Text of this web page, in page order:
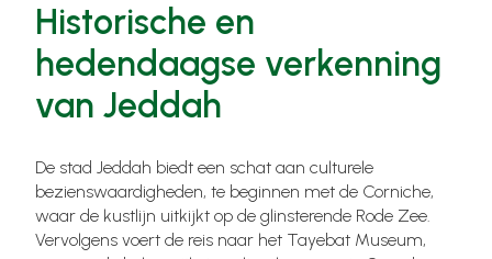
Historische en
hedendaagse verkenning
van Jeddah
De stad Jeddah biedt een schat aan culturele
bezienswaardigheden, te beginnen met de Corniche,
waar de kustlijn uitkijkt op de glinsterende Rode Zee.
Vervolgens voert de reis naar het Tayebat Museum,